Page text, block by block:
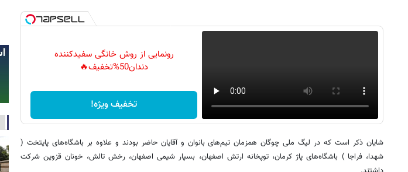
رونمایی از روش خانگی سفیدکننده
دندان50%تخفیف🔥
تخفیف ویژه!
شایان ذکر است که در لیگ ملی چوگان همزمان تیم‌های بانوان و آقایان حاضر بودند و علاوه بر باشگاه‌های پایتخت (
شهدا، فراجا ) باشگاه‌های پاژ کرمان، توپخانه ارتش اصفهان، بسپار شیمی اصفهان، رخش تالش، خونان قزوین شرکت